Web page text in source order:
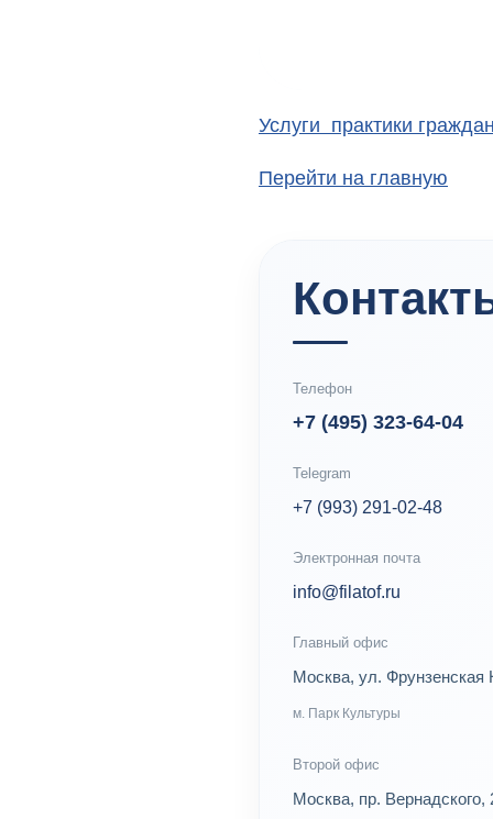
Услуги практики
Перейти на главную
Телефон
+7 (495) 323-64-04
Telegram
+7 (993) 291-02-48
Электронная почта
info@filatof.ru
Главный офис
Москва, ул. Фрунзенская
м. Парк Культуры
Второй офис
Москва, пр. Вернадского,